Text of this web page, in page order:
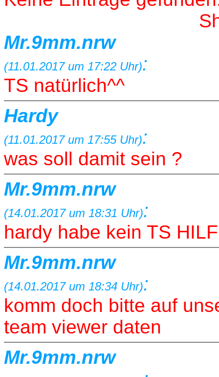
S
Mr.9mm.nrw
(11.01.2017 um 17:22 Uhr):
TS natürlich^^
Hardy
(11.01.2017 um 17:55 Uhr):
was soll damit sein ?
Mr.9mm.nrw
(14.01.2017 um 18:31 Uhr):
hardy habe kein TS
Mr.9mm.nrw
(14.01.2017 um 18:34 Uhr):
komm doch bitte auf
team viewer daten
Mr.9mm.nrw